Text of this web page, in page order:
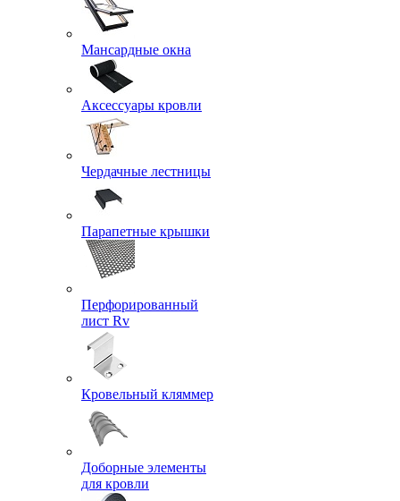
Мансардные окна
Аксессуары кровли
Чердачные лестницы
Парапетные крышки
Перфорированный
лист Rv
Кровельный кляммер
Доборные элементы
для кровли